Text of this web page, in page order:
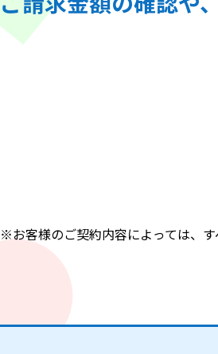
※お客様のご契約内容によっては、す